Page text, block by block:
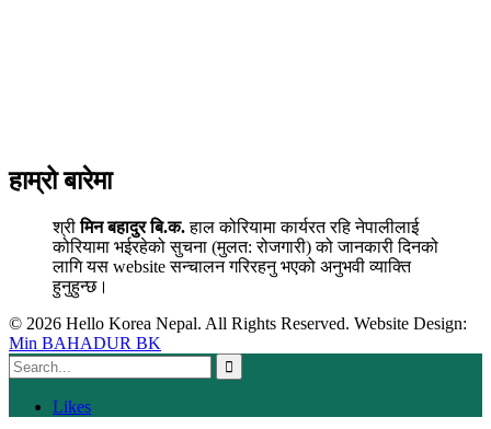
हाम्रो बारेमा
श्रीमिन बहादुर बि.क.हाल कोरियामा कार्यरत रहि नेपालीलाई
कोरियामा भईरहेको सुचना (मुलत: रोजगारी) को जानकारी दिनको
लागि यस website सन्चालन गरिरहनु भएको अनुभवी व्याक्ति
हुनुहुन्छ।
© 2026 Hello Korea Nepal. All Rights Reserved. Website Design:
Min BAHADUR BK
Likes